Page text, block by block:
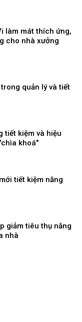
làm mát thích ứng,
cho nhà xưởng
quản lý và tiết
tiết kiệm và hiệu
khoá"
tiết kiệm năng
giảm tiêu thụ năng
nhà